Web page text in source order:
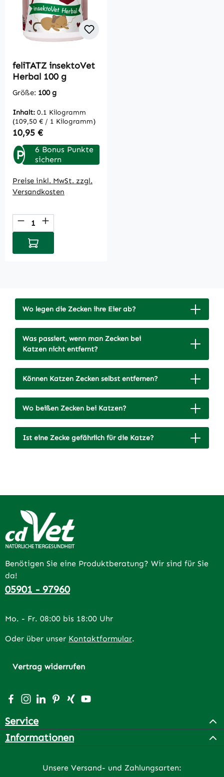
feliTATZ insektoVet
Herbal 100 g
Größe: 100 g
Inhalt: 0.1 Kilogramm
(109,50 € / 1 Kilogramm)
Regulärer Preis:
10,95 €
P
6 Bonus Punkte
sichern
Preise inkl. MwSt. zzgl.
Versandkosten
Produkt Anzahl: Gib den gewünschten
In den Warenkorb
Wo legen die Zecken ihre Eier ab?
Was passiert, wenn man Zecken bei
Katzen nicht entfernt?
Können Katzen Zecken selbst entfernen?
Wo beißen Zecken bei Katzen?
Ist eine Zecke gefährlich für die Katze?
Benötigen Sie eine Produktberatung? Wir sind für Sie
da!
05901 - 97960
Mo. - Fr. 08:00 bis 18:00 Uhr
Oder über unser Kontaktformular.
Vertrag widerrufen
Besuche uns auf Facebook – öffnet in neuem Tab
Schau auf Instagram vorbei – öffnet in neuem Tab
Vernetze dich mit uns auf LinkedIn – öffnet in
Lass dich auf Pinterest inspirieren – öffnet
Vernetze dich mit uns auf Xing – öffnet
Sieh dir unsere Videos auf YouTube
Service
Informationen
Unsere Versand- und Zahlungsarten: